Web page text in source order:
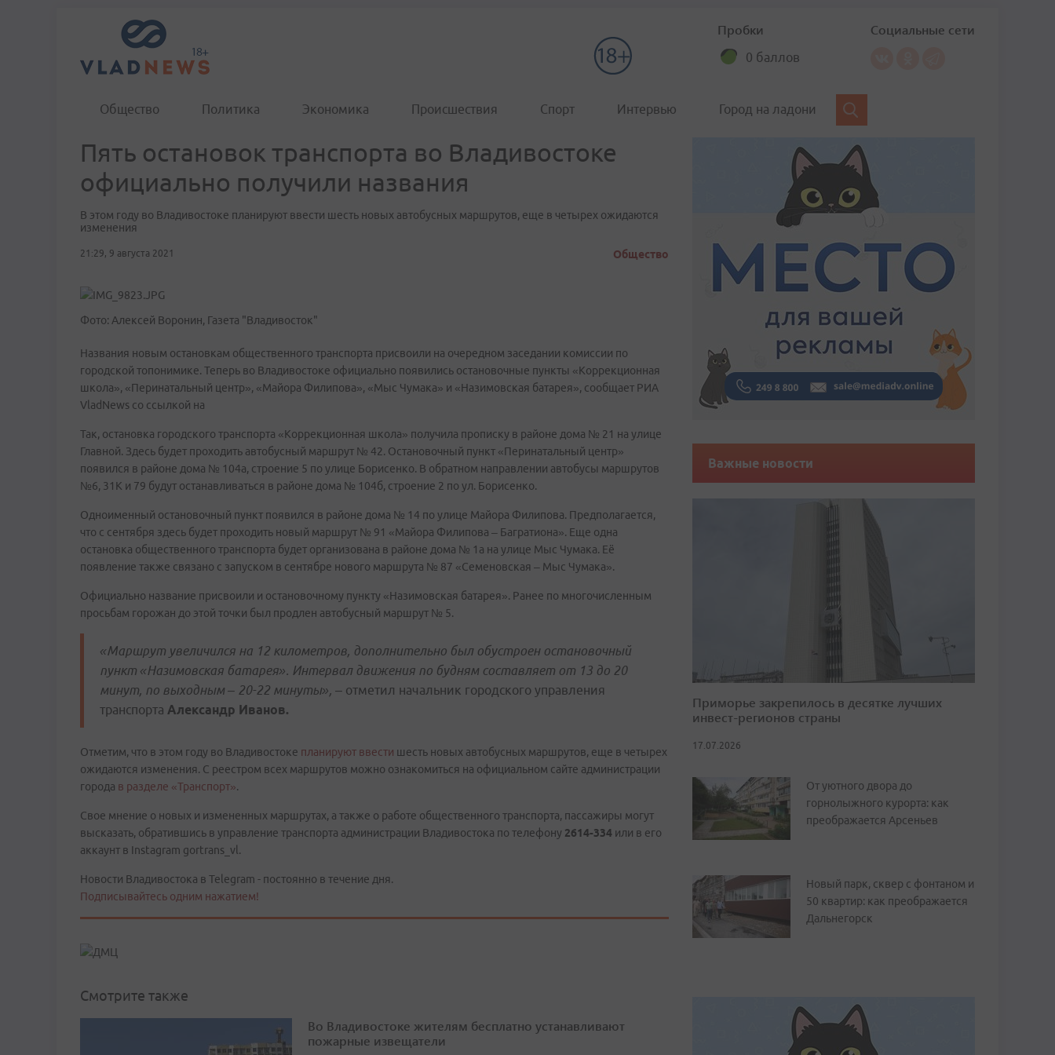
Пробки
0 баллов
Социальные сети
Общество Политика Экономика Происшествия Спорт Интервью Город на ладони
Пять остановок транспорта во Владивостоке
официально получили названия
В этом году во Владивостоке планируют ввести шесть новых автобусных маршрутов, еще в четырех ожидаются
изменения
21:29, 9 августа 2021 Общество
Фото: Алексей Воронин, Газета "Владивосток"
Названия новым остановкам общественного транспорта присвоили на очередном заседании комиссии по
городской топонимике. Теперь во Владивостоке официально появились остановочные пункты «Коррекционная
школа», «Перинатальный центр», «Майора Филипова», «Мыс Чумака» и «Назимовская батарея», сообщает РИА
VladNews со ссылкой на
Так, остановка городского транспорта «Коррекционная школа» получила прописку в районе дома № 21 на улице
Главной. Здесь будет проходить автобусный маршрут № 42. Остановочный пункт «Перинатальный центр»
появился в районе дома № 104а, строение 5 по улице Борисенко. В обратном направлении автобусы маршрутов
№6, 31К и 79 будут останавливаться в районе дома № 104б, строение 2 по ул. Борисенко.
Одноименный остановочный пункт появился в районе дома № 14 по улице Майора Филипова. Предполагается,
что с сентября здесь будет проходить новый маршрут № 91 «Майора Филипова – Багратиона». Еще одна
остановка общественного транспорта будет организована в районе дома № 1а на улице Мыс Чумака. Её
появление также связано с запуском в сентябре нового маршрута № 87 «Семеновская – Мыс Чумака».
Официально название присвоили и остановочному пункту «Назимовская батарея». Ранее по многочисленным
просьбам горожан до этой точки был продлен автобусный маршрут № 5.
«Маршрут увеличился на 12 километров, дополнительно был обустроен остановочный
пункт «Назимовская батарея». Интервал движения по будням составляет от 13 до 20
минут, по выходным – 20-22 минуты», – отметил начальник городского управления
транспорта Александр Иванов.
Отметим, что в этом году во Владивостоке планируют ввести шесть новых автобусных маршрутов, еще в четырех
ожидаются изменения. С реестром всех маршрутов можно ознакомиться на официальном сайте администрации
города в разделе «Транспорт».
Свое мнение о новых и измененных маршрутах, а также о работе общественного транспорта, пассажиры могут
высказать, обратившись в управление транспорта администрации Владивостока по телефону 2614-334 или в его
аккаунт в Instagram gortrans_vl.
Новости Владивостока в Telegram - постоянно в течение дня.
Подписывайтесь одним нажатием!
Смотрите также
Во Владивостоке жителям бесплатно устанавливают
пожарные извещатели
Важные новости
Приморье закрепилось в десятке лучших
инвест-регионов страны
17.07.2026
От уютного двора до
горнолыжного курорта: как
преображается Арсеньев
Новый парк, сквер с фонтаном и
50 квартир: как преображается
Дальнегорск